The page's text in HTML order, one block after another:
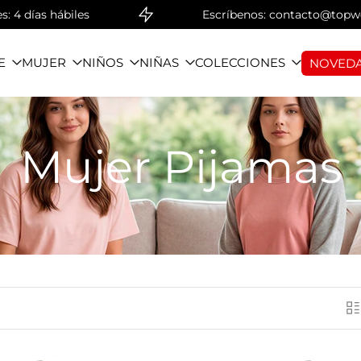
días hábiles Escríbenos:
MUJER NIÑOS NIÑAS COLECCIONES
Mujer Pijamas